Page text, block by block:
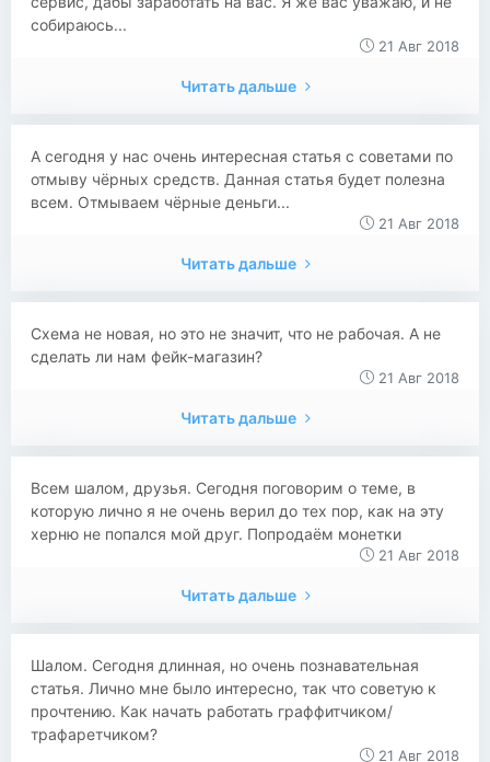
собираюсь...
21 Авг 2018
Читать дальше
А сегодня у нас очень интересная статья с советами по
отмыву чёрных средств. Данная статья будет полезна
всем. Отмываем чёрные деньги...
21 Авг 2018
Читать дальше
Схема не новая, но это не значит, что не рабочая. А не
сделать ли нам фейк-магазин?
21 Авг 2018
Читать дальше
Всем шалом, друзья. Сегодня поговорим о теме, в
которую лично я не очень верил до тех пор, как на эту
херню не попался мой друг. Попродаём монетки
21 Авг 2018
Читать дальше
Шалом. Сегодня длинная, но очень познавательная
статья. Лично мне было интересно, так что советую к
прочтению. Как начать работать граффитчиком/
трафаретчиком?
21 Авг 2018